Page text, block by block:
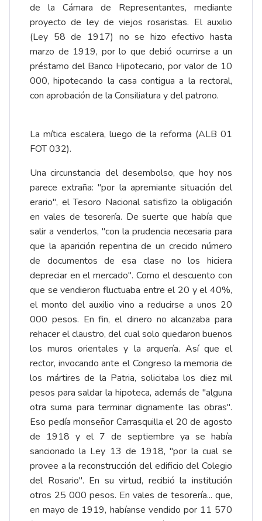
de la Cámara de Representantes, mediante
proyecto de ley de viejos rosaristas. El auxilio
(Ley 58 de 1917) no se hizo efectivo hasta
marzo de 1919, por lo que debió ocurrirse a un
préstamo del Banco Hipotecario, por valor de 10
000, hipotecando la casa contigua a la rectoral,
con aprobación de la Consiliatura y del patrono.
La mítica escalera, luego de la reforma (ALB 01
FOT 032).
Una circunstancia del desembolso, que hoy nos
parece extraña: "por la apremiante situación del
erario", el Tesoro Nacional satisfizo la obligación
en vales de tesorería. De suerte que había que
salir a venderlos, "con la prudencia necesaria para
que la aparición repentina de un crecido número
de documentos de esa clase no los hiciera
depreciar en el mercado". Como el descuento con
que se vendieron fluctuaba entre el 20 y el 40%,
el monto del auxilio vino a reducirse a unos 20
000 pesos. En fin, el dinero no alcanzaba para
rehacer el claustro, del cual solo quedaron buenos
los muros orientales y la arquería. Así que el
rector, invocando ante el Congreso la memoria de
los mártires de la Patria, solicitaba los diez mil
pesos para saldar la hipoteca, además de "alguna
otra suma para terminar dignamente las obras".
Eso pedía monseñor Carrasquilla el 20 de agosto
de 1918 y el 7 de septiembre ya se había
sancionado la Ley 13 de 1918, "por la cual se
provee a la reconstrucción del edificio del Colegio
del Rosario". En su virtud, recibió la institución
otros 25 000 pesos. En vales de tesorería... que,
en mayo de 1919, habíanse vendido por 11 570